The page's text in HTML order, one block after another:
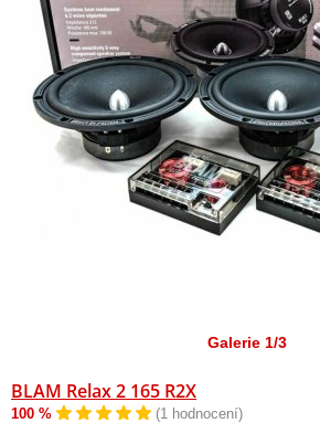
Galerie 1/3
BLAM Relax 2 165 R2X
100 %
(1 hodnocení)